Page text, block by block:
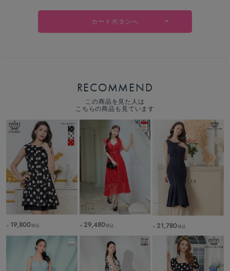
カートボタンへ
RECOMMEND
この商品を見た人は
こちらの商品も見ています
￥ 19,800税込 ￥ 29,480税込 ￥ 21,780税込